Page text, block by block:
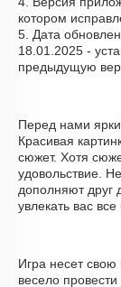
котором
5. Дата
18.01.2025 -
предыдущую
Перед нами
Красивая
сюжет. Хотя
удовольствие.
дополняют друг
увлекать вас
Игра несет
весело